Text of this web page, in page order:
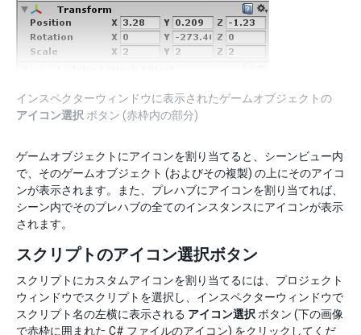
インスペクターウィンドウに表示されたゲームオブジェクトの
アイコン選択 ボタン (赤枠内の部分)
ゲームオブジェクトにアイコンを割り当てると、シーンビュー内
で、そのゲームオブジェクト (およびその複製) の上にそのアイコ
ンが表示されます。また、プレハブにアイコンを割り当てれば、
シーン内でそのプレハブの全てのインスタンスにアイコンが表示
されます。
スクリプトのアイコン選択ボタン
スクリプトにカスタムアイコンを割り当てるには、プロジェクト
ウィンドウでスクリプトを選択し、インスペクターウィンドウで
スクリプト名の左横に表示される アイコン選択 ボタン (下の画像
で赤枠に囲まれた C# ファイルのアイコン) をクリックしてくだ